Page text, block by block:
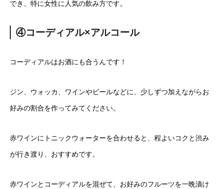
でき、特に女性に人気の飲み方です。
④コーディアル×アルコール
コーディアルはお酒にも合うんです！
ジン、ウォッカ、ワインやビールなどに、少しずつ加えながらお
好みの割合を作ってみてください。
赤ワインにトニックウォーターを合わせると、程よいコクと渋み
が行き渡り、おすすめです。
赤ワインとコーディアルを混ぜて、お好みのフルーツを一晩漬け